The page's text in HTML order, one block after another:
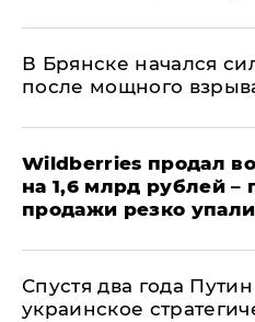
В Брянске начался
после мощного
​Wildberries продал
на 1,6 млрд рублей –
продажи резко упали
Спустя два года
украинское